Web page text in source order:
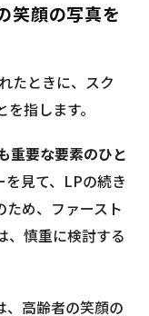
笑顔の写真を
たときに、スク
指します。
重要な要素のひと
を見て、LPの続き
ため、ファースト
、慎重に検討する
、高齢者の笑顔の